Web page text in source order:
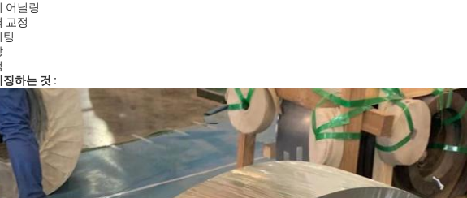
어닐링
교정
팅
징하는 것 :